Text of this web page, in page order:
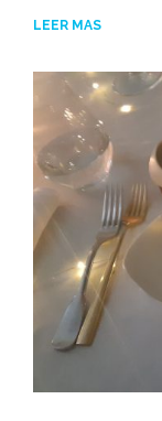
LEER MÁS